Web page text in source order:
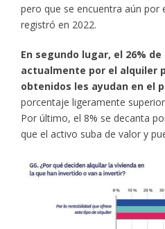
pero que se encuentra aún por
registró en 2022.
En segundo lugar, el 26%
actualmente por el alquiler
obtenidos les ayudan en el
porcentaje ligeramente
Por último, el 8% se decanta
que el activo suba de valor y